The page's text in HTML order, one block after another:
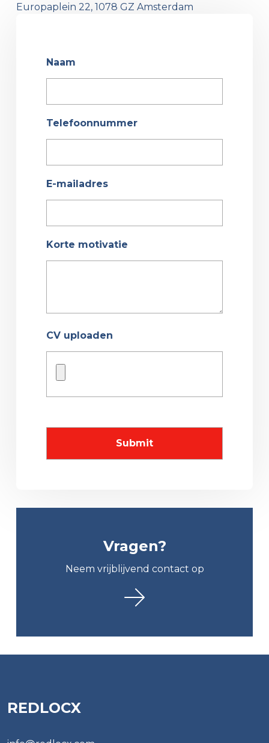
Europaplein 22, 1078 GZ Amsterdam
Naam
Telefoonnummer
E-mailadres
Korte motivatie
CV uploaden
Vragen?
Neem vrijblijvend contact op
REDLOCX